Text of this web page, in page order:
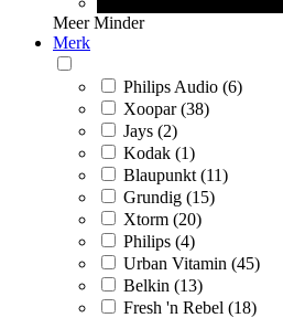
Meer Minder
Merk
Philips Audio (6)
Xoopar (38)
Jays (2)
Kodak (1)
Blaupunkt (11)
Grundig (15)
Xtorm (20)
Philips (4)
Urban Vitamin (45)
Belkin (13)
Fresh 'n Rebel (18)